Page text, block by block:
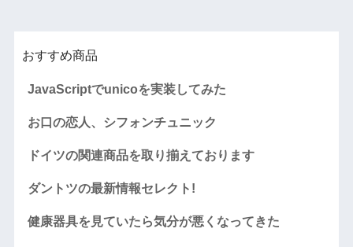
おすすめ商品
JavaScriptでunicoを実装してみた
お口の恋人、シフォンチュニック
ドイツの関連商品を取り揃えております
ダントツの最新情報セレクト!
健康器具を見ていたら気分が悪くなってきた